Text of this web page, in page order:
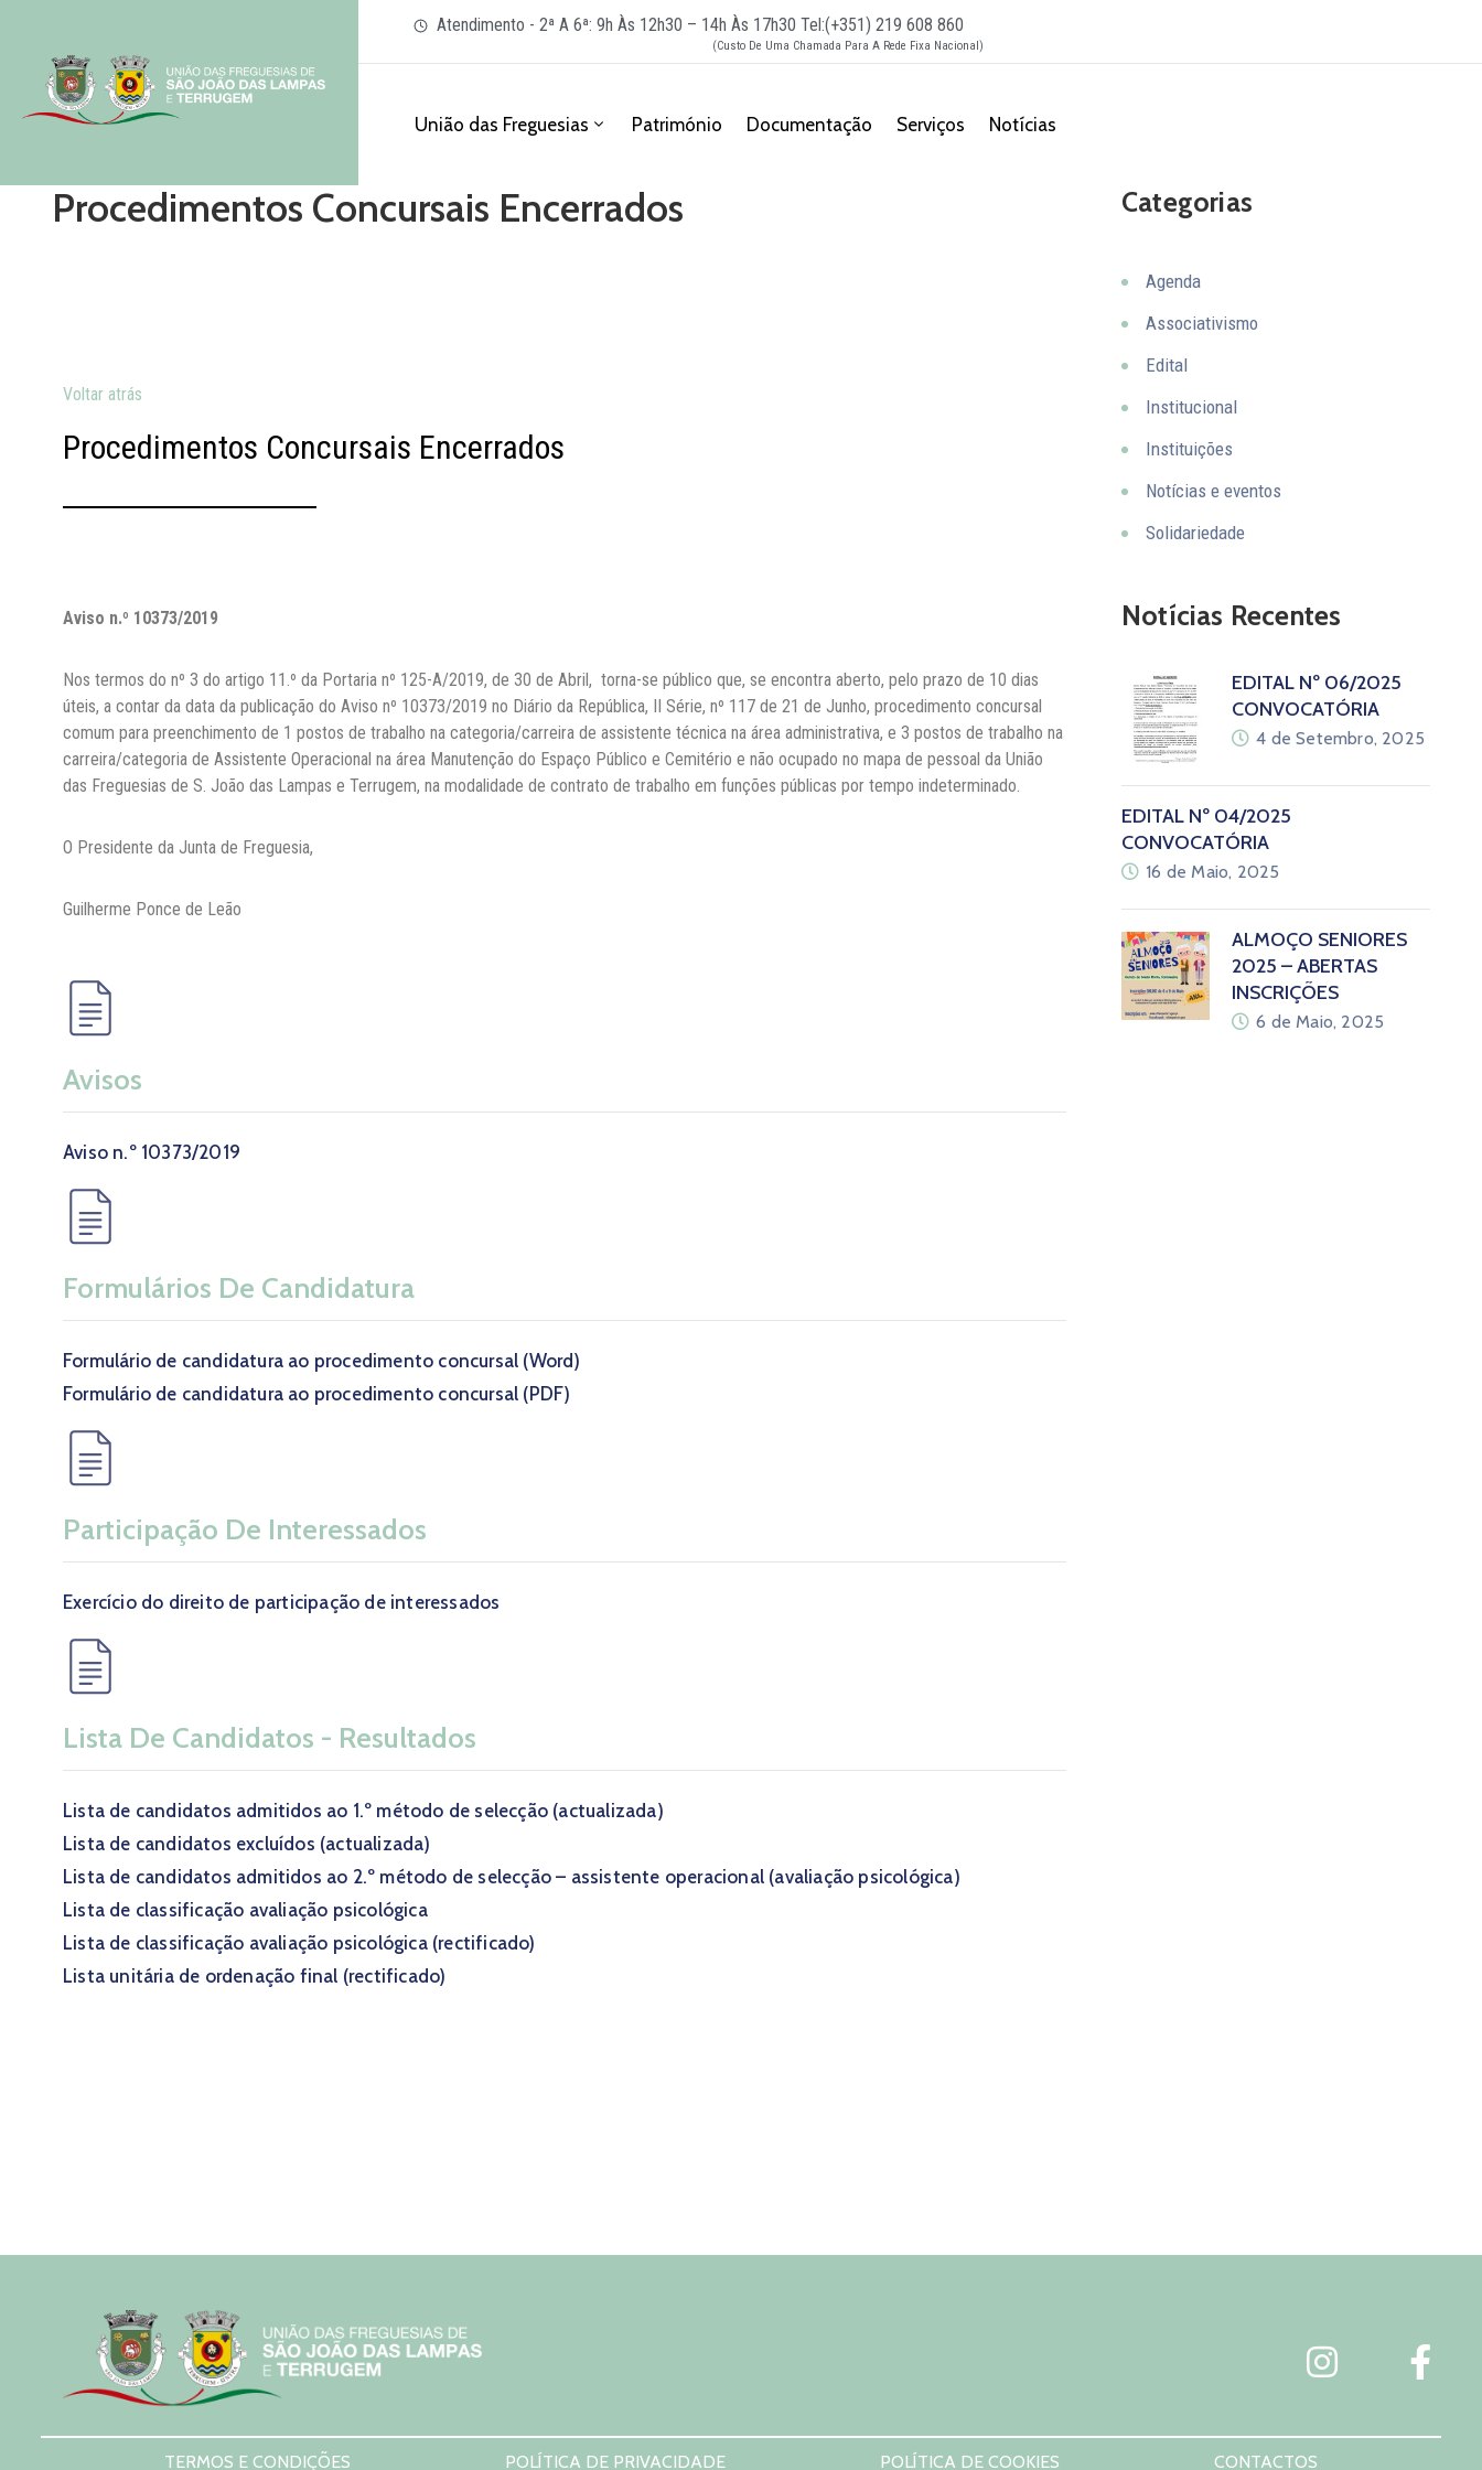
Atendimento - 2ª A 6ª: 9h Às 12h30 – 14h Às 17h30 Tel:(+351) 219 608 860
(Custo De Uma Chamada Para A Rede Fixa Nacional)
União das Freguesias Património Documentação Serviços Notícias
Procedimentos Concursais Encerrados
Voltar atrás
Procedimentos Concursais Encerrados
Aviso n.º 10373/2019
Nos termos do nº 3 do artigo 11.º da Portaria nº 125-A/2019, de 30 de Abril, torna-se público que, se encontra aberto, pelo prazo de 10 dias
úteis, a contar da data da publicação do Aviso nº 10373/2019 no Diário da República, II Série, nº 117 de 21 de Junho, procedimento concursal
comum para preenchimento de 1 postos de trabalho na categoria/carreira de assistente técnica na área administrativa, e 3 postos de trabalho na
carreira/categoria de Assistente Operacional na área Manutenção do Espaço Público e Cemitério e não ocupado no mapa de pessoal da União
das Freguesias de S. João das Lampas e Terrugem, na modalidade de contrato de trabalho em funções públicas por tempo indeterminado.
O Presidente da Junta de Freguesia,
Guilherme Ponce de Leão
Avisos
Aviso n.º 10373/2019
Formulários De Candidatura
Formulário de candidatura ao procedimento concursal (Word)
Formulário de candidatura ao procedimento concursal (PDF)
Participação De Interessados
Exercício do direito de participação de interessados
Lista De Candidatos - Resultados
Lista de candidatos admitidos ao 1.º método de selecção (actualizada)
Lista de candidatos excluídos (actualizada)
Lista de candidatos admitidos ao 2.º método de selecção – assistente operacional (avaliação psicológica)
Lista de classificação avaliação psicológica
Lista de classificação avaliação psicológica (rectificado)
Lista unitária de ordenação final (rectificado)
Categorias
Agenda
Associativismo
Edital
Institucional
Instituições
Notícias e eventos
Solidariedade
Notícias Recentes
EDITAL Nº 06/2025
CONVOCATÓRIA
4 de Setembro, 2025
EDITAL Nº 04/2025
CONVOCATÓRIA
16 de Maio, 2025
ALMOÇO SENIORES
2025 – ABERTAS
INSCRIÇÕES
6 de Maio, 2025
TERMOS E CONDIÇÕES POLÍTICA DE PRIVACIDADE POLÍTICA DE COOKIES CONTACTOS